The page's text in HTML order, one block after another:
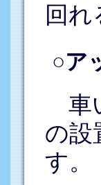
回
○ア
車
の設
す。